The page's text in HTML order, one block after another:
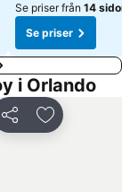
Se priser från 14
Se priser
i Orlando
Dela Lägg till i